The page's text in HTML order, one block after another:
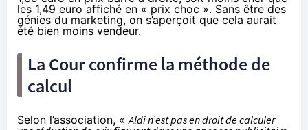
les 1,49 euro affiché en « prix choc ». Sans être des
génies du marketing, on s’aperçoit que cela aurait
été bien moins vendeur.
La Cour confirme la méthode de
calcul
Selon l’association, «Aldi n’est pas en droit de calculer